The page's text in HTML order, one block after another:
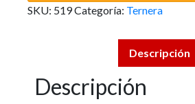
SKU: 519Categoría: Ternera
Descripción
Descripción